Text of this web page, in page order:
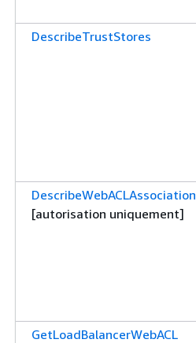
DescribeTrustStores
DescribeWebACLAssociation
[autorisation uniquement]
GetLoadBalancerWebACL